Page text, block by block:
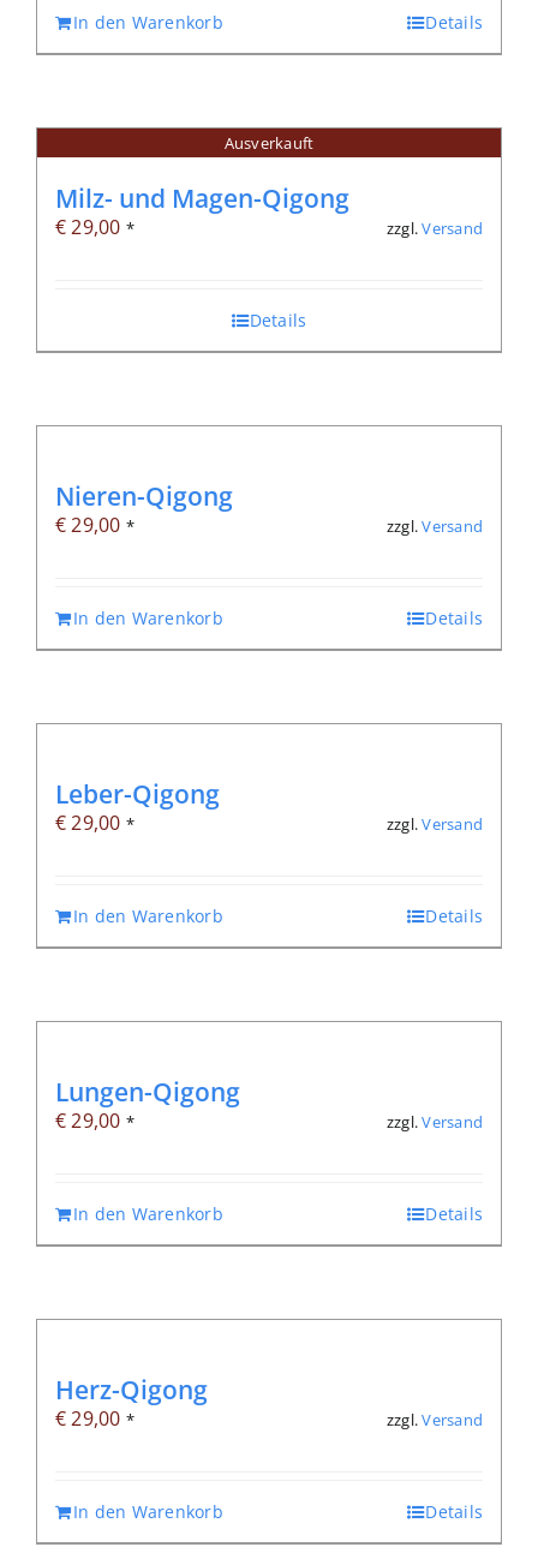
In den Warenkorb Details
Ausverkauft
Milz- und Magen-Qigong
€29,00 * zzgl.Versand
Details
Nieren-Qigong
€29,00 * zzgl.Versand
In den Warenkorb Details
Leber-Qigong
€29,00 * zzgl.Versand
In den Warenkorb Details
Lungen-Qigong
€29,00 * zzgl.Versand
In den Warenkorb Details
Herz-Qigong
€29,00 * zzgl.Versand
In den Warenkorb Details